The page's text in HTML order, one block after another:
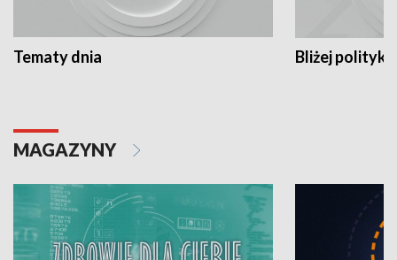
Tematy dnia Bliżej polityki
MAGAZYNY